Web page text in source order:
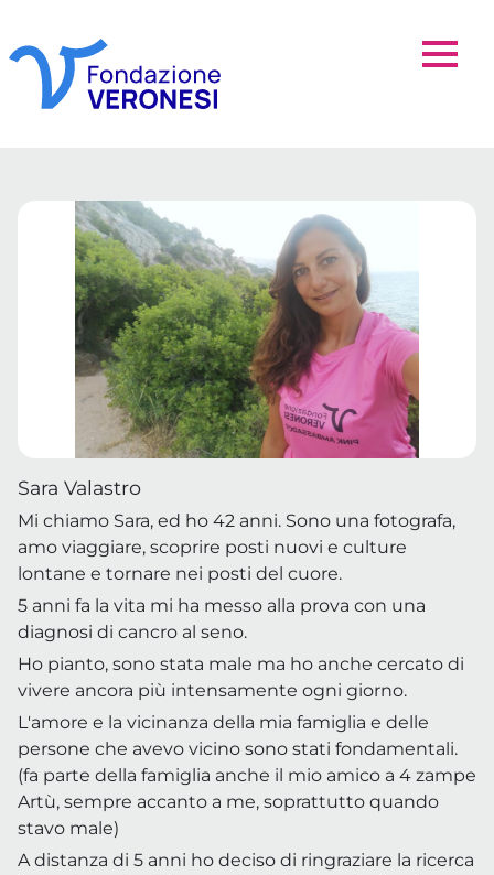
Sara Valastro
Mi chiamo Sara, ed ho 42 anni. Sono una fotografa,
amo viaggiare, scoprire posti nuovi e culture
lontane e tornare nei posti del cuore.
5 anni fa la vita mi ha messo alla prova con una
diagnosi di cancro al seno.
Ho pianto, sono stata male ma ho anche cercato di
vivere ancora più intensamente ogni giorno.
L'amore e la vicinanza della mia famiglia e delle
persone che avevo vicino sono stati fondamentali.
(fa parte della famiglia anche il mio amico a 4 zampe
Artù, sempre accanto a me, soprattutto quando
stavo male)
A distanza di 5 anni ho deciso di ringraziare la ricerca